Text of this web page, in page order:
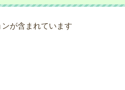
が含まれています